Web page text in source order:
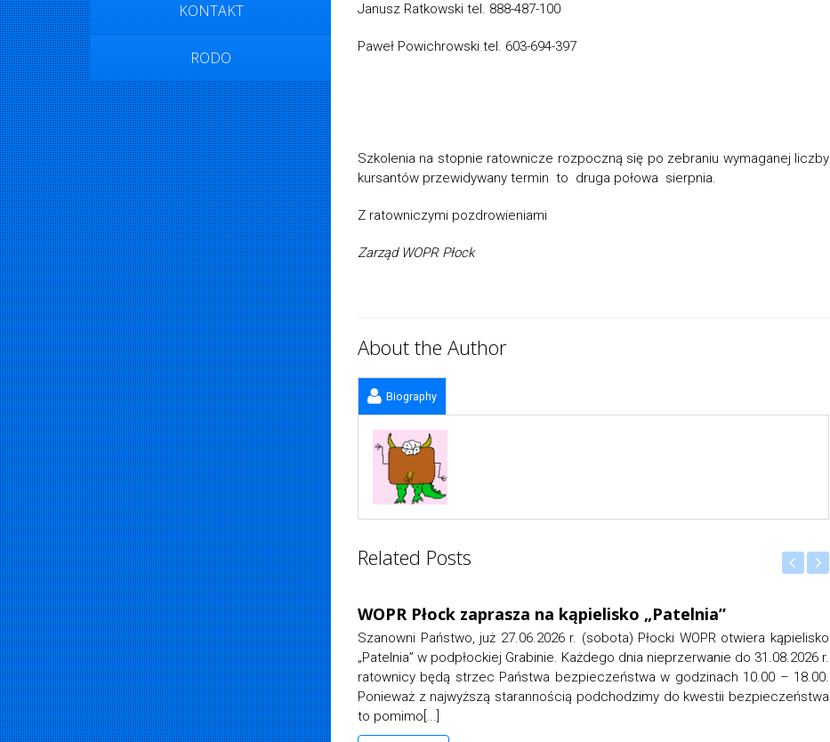
KONTAKT
RODO
Janusz Ratkowski tel. 888-487-100
Paweł Powichrowski tel. 603-694-397
Szkolenia na stopnie ratownicze rozpoczną się po zebraniu wymaganej liczby
kursantów przewidywany termin to druga połowa sierpnia.
Z ratowniczymi pozdrowieniami
Zarząd WOPR Płock
About the Author
Biography
Related Posts
Kasia Chociemska
26 czerwca, 2026
WOPR Płock zaprasza na kąpielisko „Patelnia”
Szanowni Państwo, już 27.06.2026 r. (sobota) Płocki WOPR otwiera kąpielisko
„Patelnia” w podpłockiej Grabinie. Każdego dnia nieprzerwanie do 31.08.2026 r.
ratownicy będą strzec Państwa bezpieczeństwa w godzinach 10.00 – 18.00.
Ponieważ z najwyższą starannością podchodzimy do kwestii bezpieczeństwa
to pomimo[...]
Szkolenie na
Serdecznie
teoretyczne
16.00 Osoby